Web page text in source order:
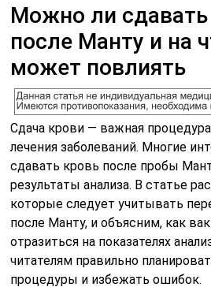
Можно ли сдавать
после Манту и на
может повлиять
Сдача крови — важная
лечения заболеваний. Многие
сдавать кровь после пробы
результаты анализа. В статье
которые следует учитывать
после Манту, и объясним, как
отразиться на показателях
читателям правильно
процедуры и избежать ошибок.